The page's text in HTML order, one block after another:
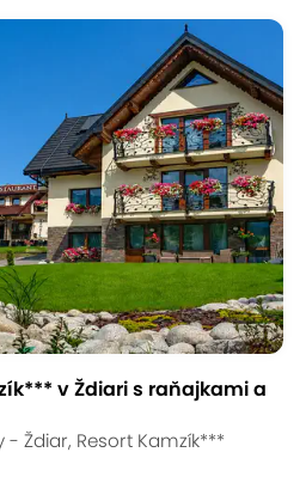
v Ždiari s raňajkami a
- Ždiar, Resort Kamzík***